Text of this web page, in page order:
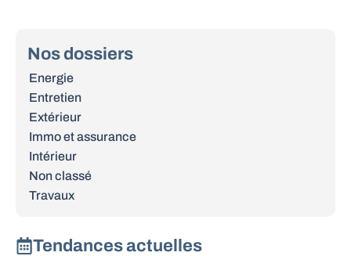
Nos dossiers
Energie
Entretien
Extérieur
Immo et assurance
Intérieur
Non classé
Travaux
Tendances actuelles